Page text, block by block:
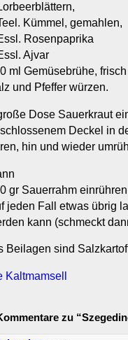
Kümmel, gemahlen,
Rosenpaprika
Ajvar
ml Gemüsebrühe,
und Pfeffer würzen.
Dose Sauerkraut
Deckel in
hin und wieder
gr Sauerrahm
jeden Fall etwas übrig
kann (schmeckt
Beilagen sind
Kaltmamsell
zu